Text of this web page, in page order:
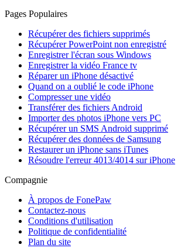
Pages Populaires
Récupérer des fichiers supprimés
Récupérer PowerPoint non enregistré
Enregistrer l'écran sous Windows
Enregistrer la vidéo France tv
Réparer un iPhone désactivé
Quand on a oublié le code iPhone
Compresser une vidéo
Transférer des fichiers Android
Importer des photos iPhone vers PC
Récupérer un SMS Android supprimé
Récupérer des données de Samsung
Restaurer un iPhone sans iTunes
Résoudre l'erreur 4013/4014 sur iPhone
Compagnie
À propos de FonePaw
Contactez-nous
Conditions d'utilisation
Politique de confidentialité
Plan du site